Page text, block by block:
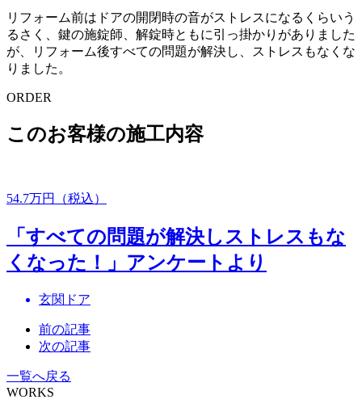
リフォーム前はドアの開閉時の音がストレスになるくらいう
るさく、鍵の施錠師、解錠時ともに引っ掛かりがありました
が、リフォーム後すべての問題が解決し、ストレスもなくな
りました。
ORDER
このお客様の施工内容
54.7万円（税込）
「すべての問題が解決しストレスもな
くなった！」アンケートより
玄関ドア
前の記事
次の記事
一覧へ戻る
WORKS